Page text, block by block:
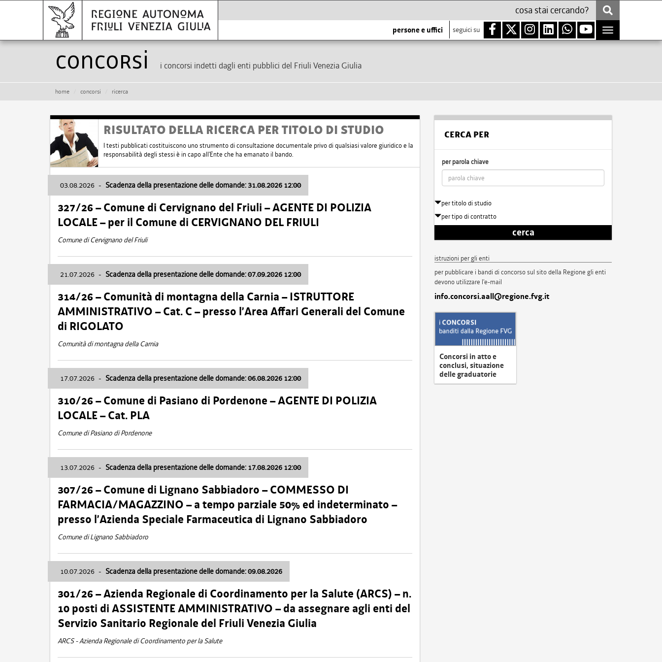
persone e uffici seguici su
Toggle
navigation
Concorsi i concorsi indetti dagli enti pubblici del Friuli Venezia Giulia
home concorsi ricerca
RISULTATO DELLA RICERCA PER TITOLO DI STUDIO
I testi pubblicati costituiscono uno strumento di consultazione documentale privo di qualsiasi valore giuridico e la
responsabilità degli stessi è in capo all'Ente che ha emanato il bando.
03.08.2026 - Scadenza della presentazione delle domande: 31.08.2026 12:00
327/26 – Comune di Cervignano del Friuli – AGENTE DI POLIZIA
LOCALE – per il Comune di CERVIGNANO DEL FRIULI
Comune di Cervignano del Friuli
21.07.2026 - Scadenza della presentazione delle domande: 07.09.2026 12:00
314/26 – Comunità di montagna della Carnia – ISTRUTTORE
AMMINISTRATIVO – Cat. C – presso l’Area Affari Generali del Comune
di RIGOLATO
Comunità di montagna della Carnia
17.07.2026 - Scadenza della presentazione delle domande: 06.08.2026 12:00
310/26 – Comune di Pasiano di Pordenone – AGENTE DI POLIZIA
LOCALE – Cat. PLA
Comune di Pasiano di Pordenone
13.07.2026 - Scadenza della presentazione delle domande: 17.08.2026 12:00
307/26 – Comune di Lignano Sabbiadoro – COMMESSO DI
FARMACIA/MAGAZZINO – a tempo parziale 50% ed indeterminato –
presso l’Azienda Speciale Farmaceutica di Lignano Sabbiadoro
Comune di Lignano Sabbiadoro
10.07.2026 - Scadenza della presentazione delle domande: 09.08.2026
301/26 – Azienda Regionale di Coordinamento per la Salute (ARCS) – n.
10 posti di ASSISTENTE AMMINISTRATIVO – da assegnare agli enti del
Servizio Sanitario Regionale del Friuli Venezia Giulia
ARCS - Azienda Regionale di Coordinamento per la Salute
CERCA PER
per parola chiave
per titolo di studio
per tipo di contratto
cerca
istruzioni per gli enti
per pubblicare i bandi di concorso sul sito della Regione gli enti
devono utilizzare l'e-mail
info.concorsi.aall@regione.fvg.it
Concorsi in atto e
conclusi, situazione
delle graduatorie